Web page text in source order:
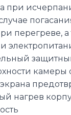
при
перегреве, а
камеры
экрана
нагрев